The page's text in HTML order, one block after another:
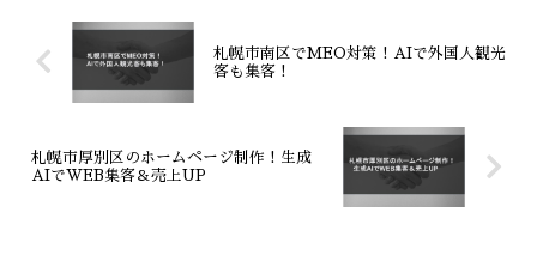
札幌市南区でMEO対策！AIで外国人観光
客も集客！
札幌市厚別区のホームページ制作！生成
AIでWEB集客＆売上UP